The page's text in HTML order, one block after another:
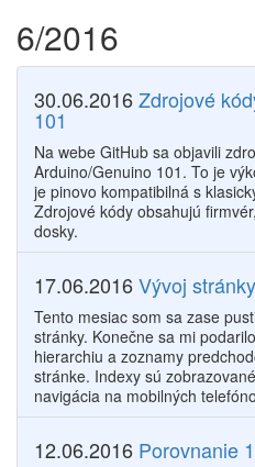
6/2016
30.06.2016Zdrojové
101
Na webe GitHub sa objavili
Arduino/Genuino 101. To je
je pinovo kompatibilná s
Zdrojové kódy obsahujú
dosky.
17.06.2016Vývoj
Tento mesiac som sa zase
stránky. Konečne sa mi
hierarchiu a zoznamy
stránke. Indexy sú
navigácia na mobilných
12.06.2016 Porovnanie